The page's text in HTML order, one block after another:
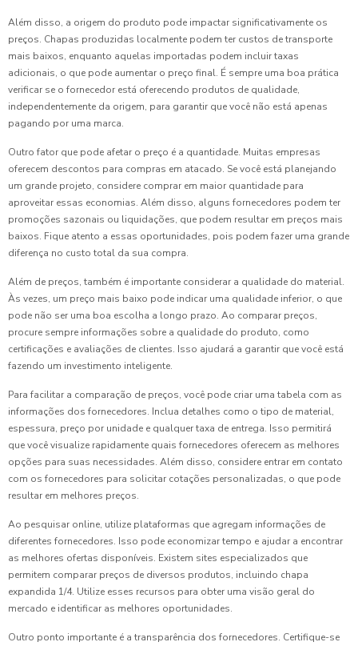
Além disso, a origem do produto pode impactar significativamente os
preços. Chapas produzidas localmente podem ter custos de transporte
mais baixos, enquanto aquelas importadas podem incluir taxas
adicionais, o que pode aumentar o preço final. É sempre uma boa prática
verificar se o fornecedor está oferecendo produtos de qualidade,
independentemente da origem, para garantir que você não está apenas
pagando por uma marca.
Outro fator que pode afetar o preço é a quantidade. Muitas empresas
oferecem descontos para compras em atacado. Se você está planejando
um grande projeto, considere comprar em maior quantidade para
aproveitar essas economias. Além disso, alguns fornecedores podem ter
promoções sazonais ou liquidações, que podem resultar em preços mais
baixos. Fique atento a essas oportunidades, pois podem fazer uma grande
diferença no custo total da sua compra.
Além de preços, também é importante considerar a qualidade do material.
Às vezes, um preço mais baixo pode indicar uma qualidade inferior, o que
pode não ser uma boa escolha a longo prazo. Ao comparar preços,
procure sempre informações sobre a qualidade do produto, como
certificações e avaliações de clientes. Isso ajudará a garantir que você está
fazendo um investimento inteligente.
Para facilitar a comparação de preços, você pode criar uma tabela com as
informações dos fornecedores. Inclua detalhes como o tipo de material,
espessura, preço por unidade e qualquer taxa de entrega. Isso permitirá
que você visualize rapidamente quais fornecedores oferecem as melhores
opções para suas necessidades. Além disso, considere entrar em contato
com os fornecedores para solicitar cotações personalizadas, o que pode
resultar em melhores preços.
Ao pesquisar online, utilize plataformas que agregam informações de
diferentes fornecedores. Isso pode economizar tempo e ajudar a encontrar
as melhores ofertas disponíveis. Existem sites especializados que
permitem comparar preços de diversos produtos, incluindo chapa
expandida 1/4. Utilize esses recursos para obter uma visão geral do
mercado e identificar as melhores oportunidades.
Outro ponto importante é a transparência dos fornecedores. Certifique-se